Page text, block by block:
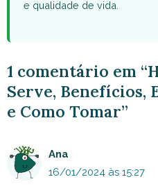
e qualidade de vida.
1 comentário em
Serve, Benefícios,
e Como Tomar”
Ana
16/01/2024 às 15:27